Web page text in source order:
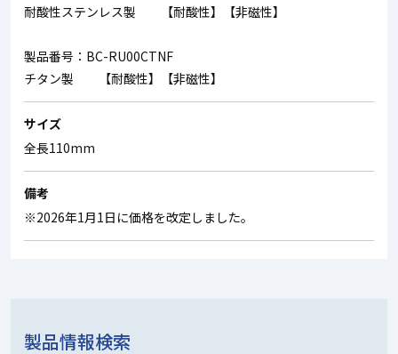
耐酸性ステンレス製 【耐酸性】【非磁性】
製品番号：BC-RU00CTNF
チタン製 【耐酸性】【非磁性】
サイズ
全長110mm
備考
※2026年1月1日に価格を改定しました。
製品情報検索